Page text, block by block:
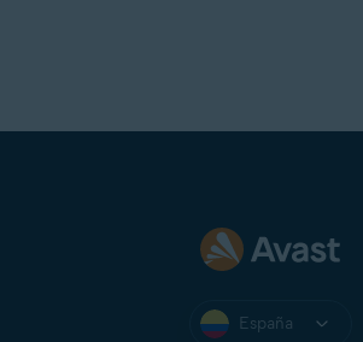
España